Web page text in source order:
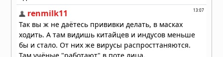
распространилось на Грецию и
Великобританию
30.07.2026 в 13:57